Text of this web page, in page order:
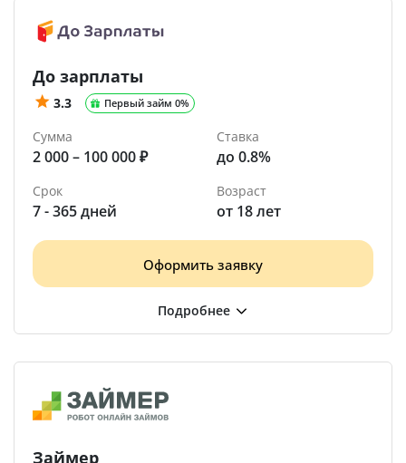
До зарплаты
3.3 Первый займ 0%
Сумма
2 000 – 100 000 ₽
Ставка
до 0.8%
Срок
7 - 365 дней
Возраст
от 18 лет
Оформить заявку
Займер